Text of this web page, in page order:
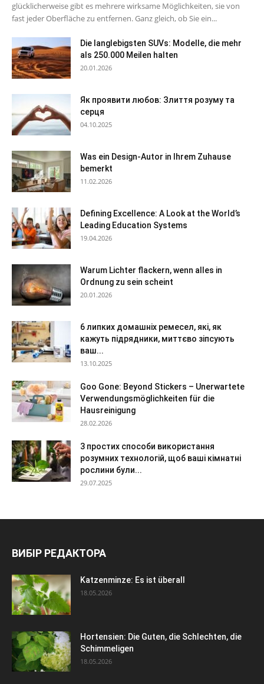
glücklicherweise gibt es mehrere wirksame Möglichkeiten, sie von
fast jeder Oberfläche zu entfernen. Ganz gleich, ob Sie ein...
Die langlebigsten SUVs: Modelle, die mehr
als 250.000 Meilen halten
20.01.2026
Як проявити любов: Злиття розуму та
серця
04.10.2025
Was ein Design-Autor in Ihrem Zuhause
bemerkt
11.02.2026
Defining Excellence: A Look at the World’s
Leading Education Systems
19.04.2026
Warum Lichter flackern, wenn alles in
Ordnung zu sein scheint
20.01.2026
6 липких домашніх ремесел, які, як
кажуть підрядники, миттєво зіпсують
ваш...
13.10.2025
Goo Gone: Beyond Stickers – Unerwartete
Verwendungsmöglichkeiten für die
Hausreinigung
28.02.2026
3 простих способи використання
розумних технологій, щоб ваші кімнатні
рослини були...
29.07.2025
ВИБІР РЕДАКТОРА
Katzenminze: Es ist überall
18.05.2026
Hortensien: Die Guten, die Schlechten, die
Schimmeligen
18.05.2026